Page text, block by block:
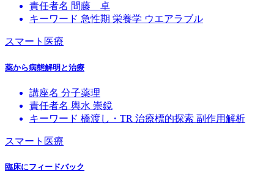
責任者名 間藤 卓
キーワード 急性期 栄養学 ウエアラブル
スマート医療
薬から病態解明と治療
講座名 分子薬理
責任者名 輿水 崇鏡
キーワード 橋渡し・TR 治療標的探索 副作用解析
スマート医療
臨床にフィードバック